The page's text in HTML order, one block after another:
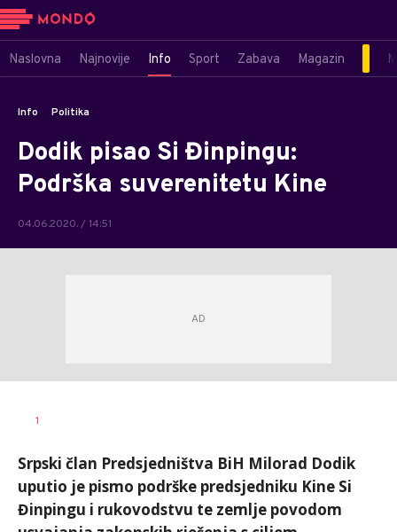
Naslovna Najnovije Info Sport Zabava Magazin
Info Politika
Dodik pisao Si Đinpingu:
Podrška suverenitetu Kine
04.06.2020. / 14:51
AUTOR
1
Srpski član Predsjedništva BiH Milorad Dodik
uputio je pismo podrške predsjedniku Kine Si
Đinpingu i rukovodstvu te zemlje povodom